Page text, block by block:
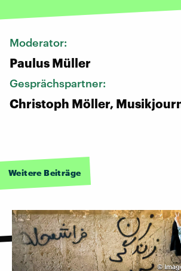
Moderator:
Paulus Müller
Gesprächspartner:
Christoph Möller,
Weitere Beiträge
©